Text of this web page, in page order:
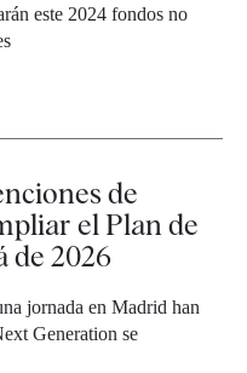
este 2024 fondos no
de
el Plan de
de 2026
jornada en Madrid han
Generation se